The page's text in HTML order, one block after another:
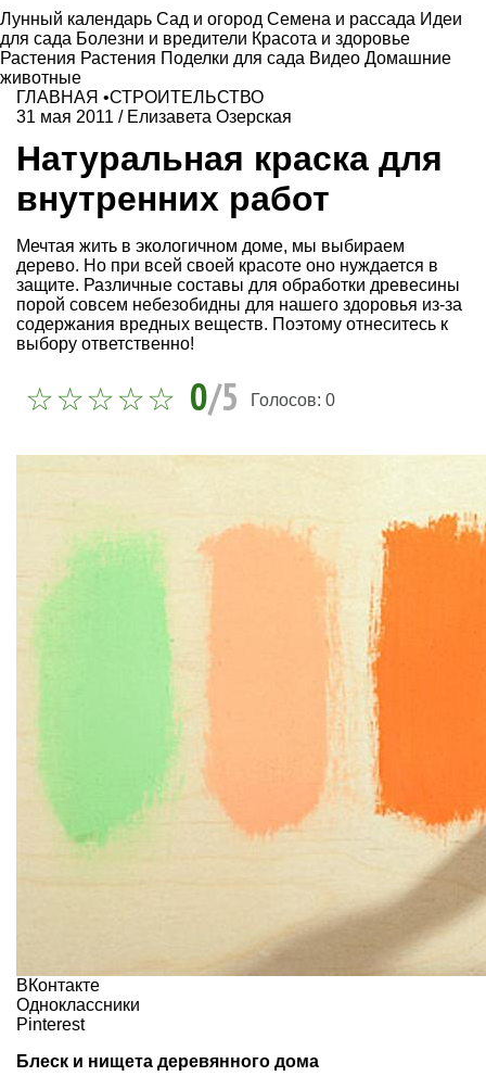
Лунный календарь Сад и огород Семена и рассада Идеи
для сада Болезни и вредители Красота и здоровье
Растения Растения Поделки для сада Видео Домашние
животные
ГЛАВНАЯ •СТРОИТЕЛЬСТВО
31 мая 2011 / Елизавета Озерская
Натуральная краска для
внутренних работ
Мечтая жить в экологичном доме, мы выбираем
дерево. Но при всей своей красоте оно нуждается в
защите. Различные составы для обработки древесины
порой совсем небезобидны для нашего здоровья из-за
содержания вредных веществ. Поэтому отнеситесь к
выбору ответственно!
0/5 Голосов: 0
ВКонтакте
Одноклассники
Pinterest
Блеск и нищета деревянного дома